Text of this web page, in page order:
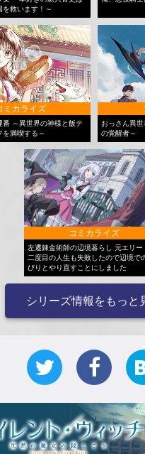
を救います！～
ミカライズ
番 ～異世界の神様と飯テ
を満喫する～
おっさん異
の覚醒者～
コミカライズ
左遷錬金術師の辺境暮らし 元エリー
二度目の人生も失敗したので辺境で
びりとやり直すことにしました
シリーズ情報をもっと